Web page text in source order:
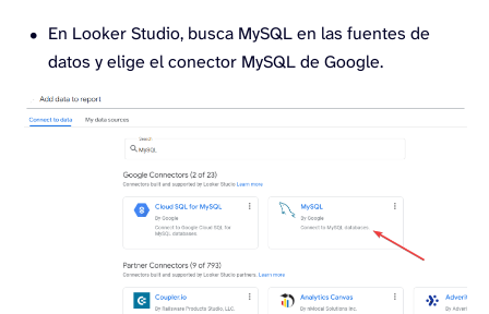
En Looker Studio, busca MySQL en las fuentes de
datos y elige el conector MySQL de Google.